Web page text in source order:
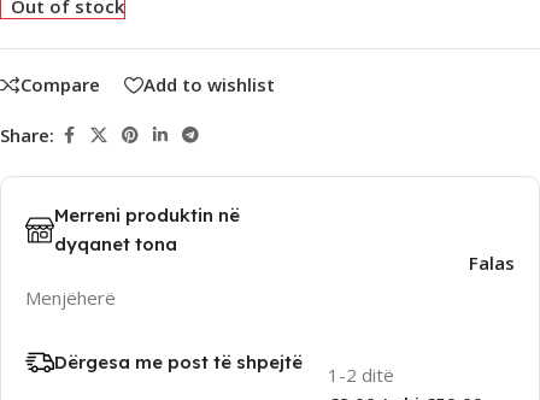
Out of stock
Compare Add to wishlist
Share:
Merreni produktin në
dyqanet tona
Menjëherë
Falas
Dërgesa me post të shpejtë
1-2 ditë